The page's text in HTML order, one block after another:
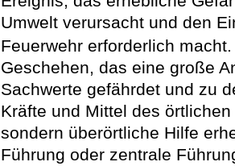
Umwelt verursacht und den
Feuerwehr erforderlich
Geschehen, das eine große
Sachwerte gefährdet und zu
Kräfte und Mittel des
sondern überörtliche Hilfe
Führung oder zentrale